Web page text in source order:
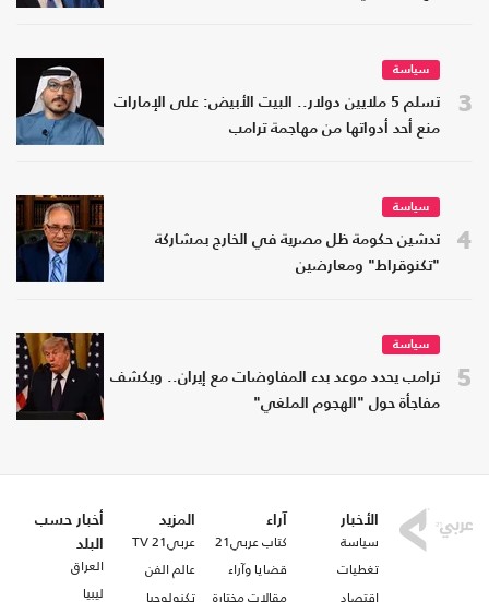
3
سياسة
تسلم 5 ملايين دولار.. البيت الأبيض: على الإمارات
منع أحد أدواتها من مهاجمة ترامب
4
سياسة
تدشين حكومة ظل مصرية في الخارج بمشاركة
"تكنوقراط" ومعارضين
5
سياسة
ترامب يحدد موعد بدء المفاوضات مع إيران.. ويكشف
مفاجأة حول "الهجوم الملغي"
الأخبار
سياسة
تغطيات
اقتصاد
آراء
كتاب عربي21
قضايا وآراء
مقالات مختارة
المزيد
عربي21 TV
عالم الفن
تكنولوجيا
أخبار حسب
البلد
العراق
ليبيا